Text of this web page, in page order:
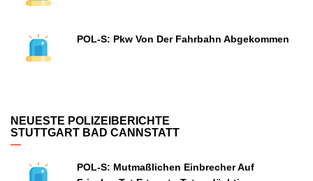
POL-S: Pkw Von Der Fahrbahn Abgekommen
NEUESTE POLIZEIBERICHTE
STUTTGART BAD CANNSTATT
POL-S: Mutmaßlichen Einbrecher Auf